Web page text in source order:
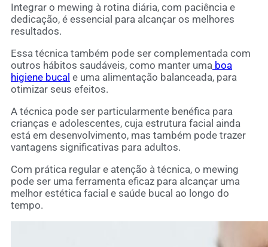
Integrar o mewing à rotina diária, com paciência e
dedicação, é essencial para alcançar os melhores
resultados.
Essa técnica também pode ser complementada com
outros hábitos saudáveis, como manter uma boa
higiene bucal e uma alimentação balanceada, para
otimizar seus efeitos.
A técnica pode ser particularmente benéfica para
crianças e adolescentes, cuja estrutura facial ainda
está em desenvolvimento, mas também pode trazer
vantagens significativas para adultos.
Com prática regular e atenção à técnica, o mewing
pode ser uma ferramenta eficaz para alcançar uma
melhor estética facial e saúde bucal ao longo do
tempo.